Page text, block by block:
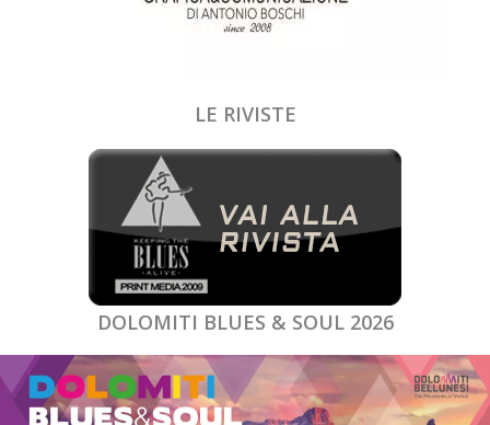
LE RIVISTE
DOLOMITI BLUES & SOUL 2026